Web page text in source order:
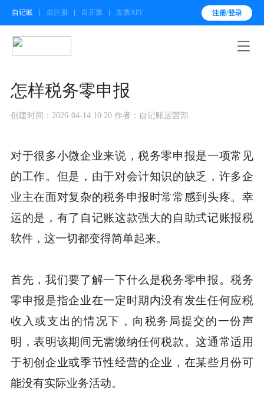
自记账 自注册 自开票 发票API 注册/登录

怎样税务零申报
创建时间：2026-04-14 10:20 作者：自记账运营部
对于很多小微企业来说，税务零申报是一项常见
的工作。但是，由于对会计知识的缺乏，许多企
业主在面对复杂的税务申报时常常感到头疼。幸
运的是，有了自记账这款强大的自助式记账报税
软件，这一切都变得简单起来。
首先，我们要了解一下什么是税务零申报。税务
零申报是指企业在一定时期内没有发生任何应税
收入或支出的情况下，向税务局提交的一份声
明，表明该期间无需缴纳任何税款。这通常适用
于初创企业或季节性经营的企业，在某些月份可
能没有实际业务活动。